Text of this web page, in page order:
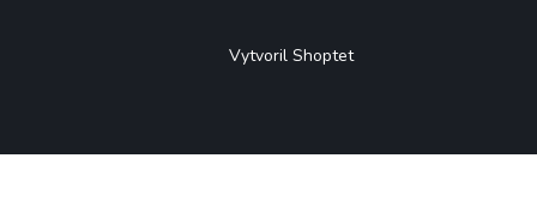
Vytvoril Shoptet